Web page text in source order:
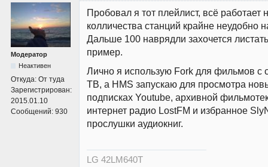
Модератор
Неактивен
Откуда: От туда
Зарегистрирован:
2015.01.10
Сообщений: 930
Пробовал я тот плейлист, всё работает
колличества станций крайне неудобно
Дальше 100 наврядли захочется
пример.
Лично я использую Fork для фильмов с
ТВ, а HMS запускаю для просмотра
подписках Youtube, архивной
интернет радио LostFM и избранное
прослушки аудиокниг.
LG 42LM640T